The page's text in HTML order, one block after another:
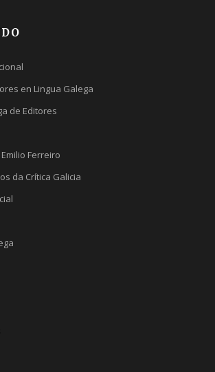
en Lingua Galega
de Editores
Ferreiro
da Crítica Galicia